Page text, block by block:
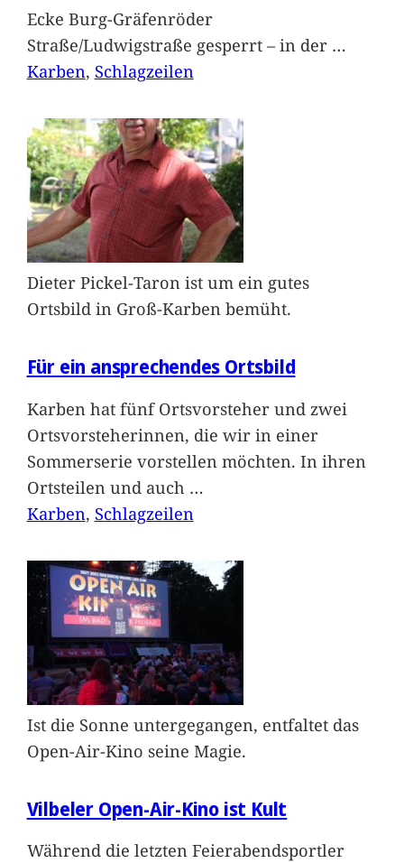
Ecke Burg-Gräfenröder
Straße/Ludwigstraße gesperrt – in der …
Karben, Schlagzeilen
Dieter Pickel-Taron ist um ein gutes
Ortsbild in Groß-Karben bemüht.
Für ein ansprechendes Ortsbild
Karben hat fünf Ortsvorsteher und zwei
Ortsvorsteherinnen, die wir in einer
Sommerserie vorstellen möchten. In ihren
Ortsteilen und auch …
Karben, Schlagzeilen
Ist die Sonne untergegangen, entfaltet das
Open-Air-Kino seine Magie.
Vilbeler Open-Air-Kino ist Kult
Während die letzten Feierabendsportler